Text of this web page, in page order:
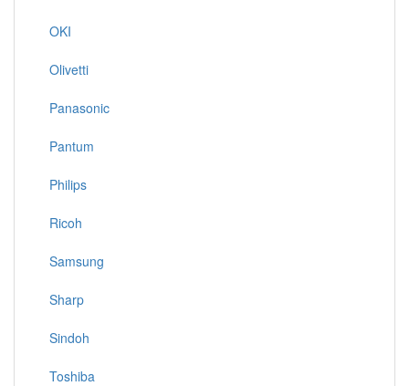
OKI
Olivetti
Panasonic
Pantum
Philips
Ricoh
Samsung
Sharp
Sindoh
Toshiba